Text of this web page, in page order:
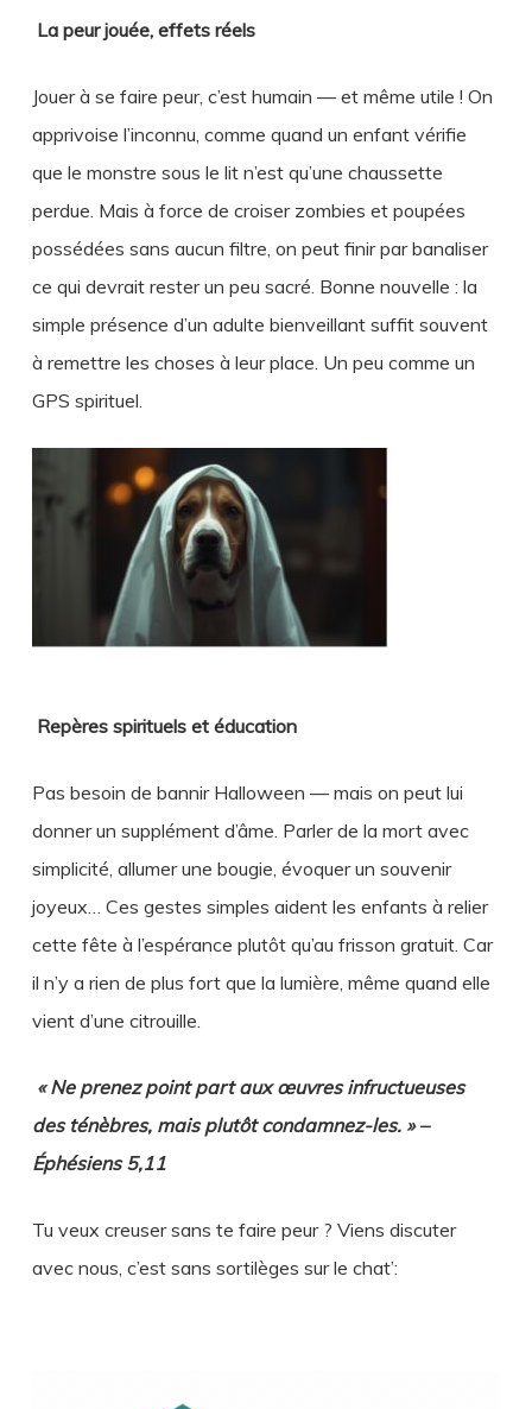
La peur jouée, effets réels
Jouer à se faire peur, c’est humain — et même utile ! On
apprivoise l’inconnu, comme quand un enfant vérifie
que le monstre sous le lit n’est qu’une chaussette
perdue. Mais à force de croiser zombies et poupées
possédées sans aucun filtre, on peut finir par banaliser
ce qui devrait rester un peu sacré. Bonne nouvelle : la
simple présence d’un adulte bienveillant suffit souvent
à remettre les choses à leur place. Un peu comme un
GPS spirituel.
Repères spirituels et éducation
Pas besoin de bannir Halloween — mais on peut lui
donner un supplément d’âme. Parler de la mort avec
simplicité, allumer une bougie, évoquer un souvenir
joyeux… Ces gestes simples aident les enfants à relier
cette fête à l’espérance plutôt qu’au frisson gratuit. Car
il n’y a rien de plus fort que la lumière, même quand elle
vient d’une citrouille.
« Ne prenez point part aux œuvres infructueuses
des ténèbres, mais plutôt condamnez-les. » –
Éphésiens 5,11
Tu veux creuser sans te faire peur ? Viens discuter
avec nous, c’est sans sortilèges sur le chat’: